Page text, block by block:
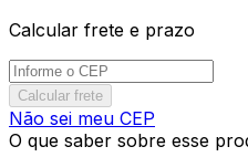
Calcular frete e prazo
Calcular frete
Não sei meu CEP
O que saber sobre esse